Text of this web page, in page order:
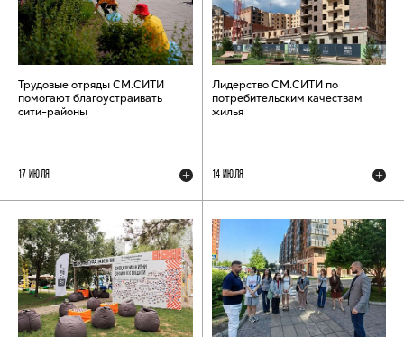
Трудовые отряды СМ.СИТИ
помогают благоустраивать
сити-районы
17 ИЮЛЯ
Лидерство СМ.СИТИ по
потребительским качествам
жилья
14 ИЮЛЯ